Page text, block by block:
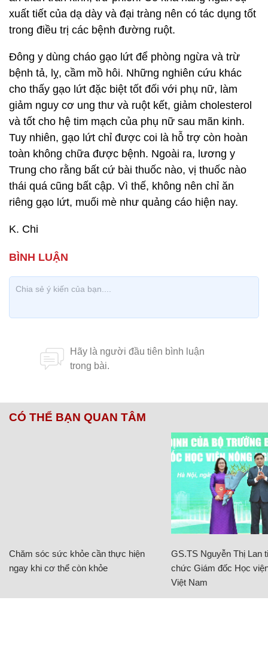
xuất tiết của dạ dày và đại tràng nên có tác dụng tốt
trong điều trị các bệnh đường ruột.
Đông y dùng cháo gạo lứt để phòng ngừa và trừ
bệnh tả, lỵ, cầm mồ hôi. Những nghiên cứu khác
cho thấy gạo lứt đặc biệt tốt đối với phụ nữ, làm
giảm nguy cơ ung thư và ruột kết, giảm cholesterol
và tốt cho hệ tim mạch của phụ nữ sau mãn kinh.
Tuy nhiên, gạo lứt chỉ được coi là hỗ trợ còn hoàn
toàn không chữa được bệnh. Ngoài ra, lương y
Trung cho rằng bất cứ bài thuốc nào, vị thuốc nào
thái quá cũng bất cập. Vì thế, không nên chỉ ăn
riêng gạo lứt, muối mè như quảng cáo hiện nay.
K. Chi
CÓ THỂ BẠN QUAN TÂM
Chăm sóc sức khỏe cần thực hiện
ngay khi cơ thể còn khỏe
GS.TS Nguyễn Thị Lan
chức Giám đốc Học
Việt Nam